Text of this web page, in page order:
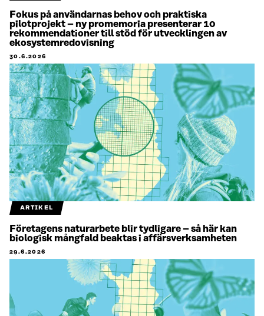
Fokus på användarnas behov och praktiska
pilotprojekt – ny promemoria presenterar 10
rekommendationer till stöd för utvecklingen av
ekosystemredovisning
30.6.2026
ARTIKEL
Företagens naturarbete blir tydligare – så här kan
biologisk mångfald beaktas i affärsverksamheten
29.6.2026